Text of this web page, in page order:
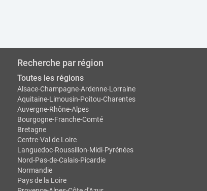
Recherche par région
Toutes les régions
Alsace-Champagne-Ardenne-Lorraine
Aquitaine-Limousin-Poitou-Charentes
Auvergne-Rhône-Alpes
Bourgogne-Franche-Comté
Bretagne
Centre-Val de Loire
Languedoc-Roussillon-Midi-Pyrénées
Nord-Pas-de-Calais-Picardie
Normandie
Pays de la Loire